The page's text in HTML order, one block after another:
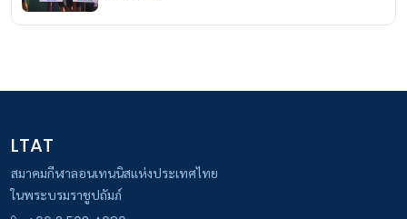
LTAT
สมาคมกีฬาลอนเทนนิสแห่งประเทศไทย
ในพระบรมราชูปถัมภ์